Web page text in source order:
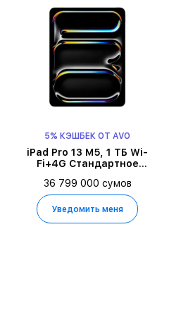
5% КЭШБЕК ОТ AVO
iPad Pro 13 M5, 1 ТБ Wi-
Fi+4G Стандартное
36 799 000 сумов
Уведомить меня